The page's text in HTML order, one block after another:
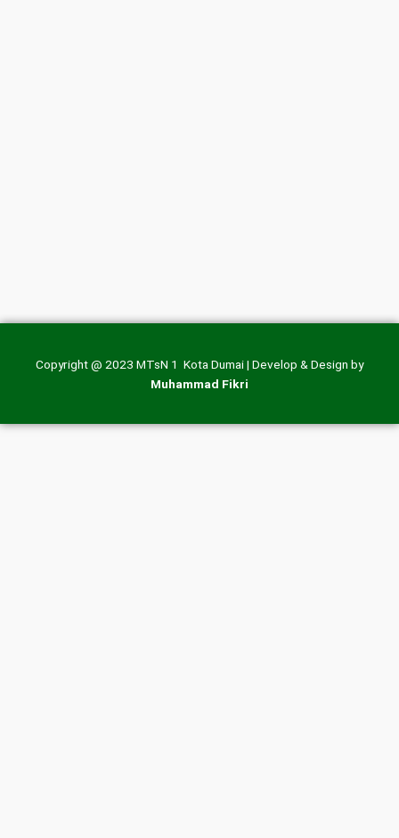
Copyright @ 2023 MTsN 1 Kota Dumai | Develop & Design by
Muhammad Fikri